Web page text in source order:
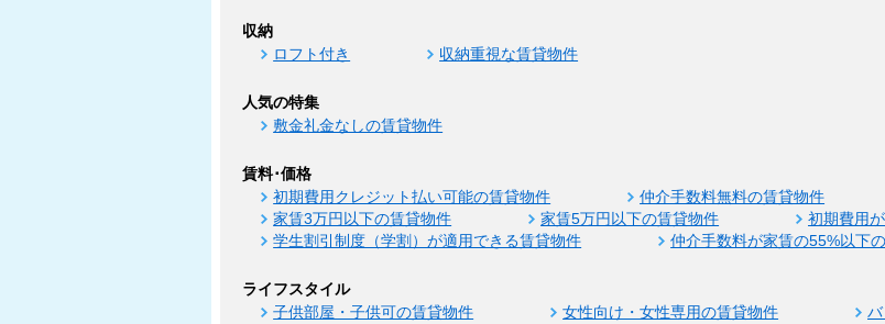
収納
ロフト付き 収納重視な賃貸物件
人気の特集
敷金礼金なしの賃貸物件
賃料･価格
初期費用クレジット払い可能の賃貸物件 仲介手数料無料の賃貸物件
家賃3万円以下の賃貸物件
家賃5万円以下の賃貸物件 初期費用
学生割引制度（学割）が適用できる賃貸物件
仲介手数料が家賃の55%以下
ライフスタイル
子供部屋・子供可の賃貸物件 女性向け・女性専用の賃貸物件